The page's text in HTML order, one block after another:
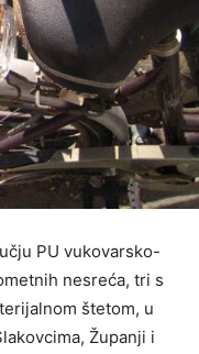
PU vukovarsko-
nesreća, tri s
štetom, u
Županji i